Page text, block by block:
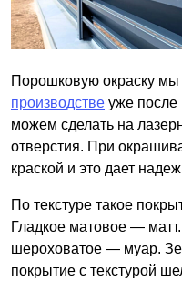
Порошковую окраску
производстве уже после
можем сделать на
отверстия. При
краской и это дает
По текстуре такое
Гладкое матовое —
шероховатое — муар.
покрытие с текстурой